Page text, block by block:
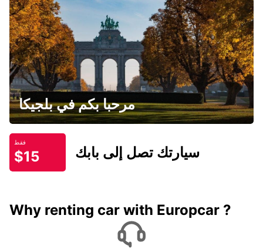
مرحبا بكم في بلجيكا
فقط
$15 سيارتك تصل إلى بابك
Why renting car with Europcar ?